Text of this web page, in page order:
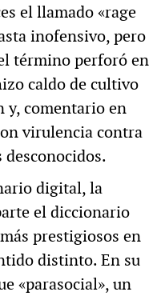
el llamado «rage
inofensivo, pero
término perforó en
caldo de cultivo
y, comentario en
virulencia contra
digital, la
el diccionario
prestigiosos en
distinto. En su
«parasocial», un